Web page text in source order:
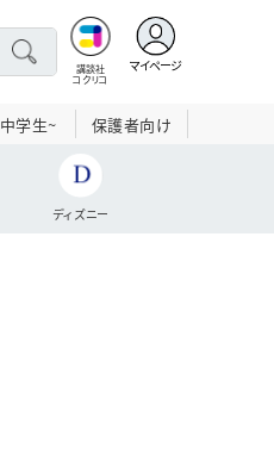
講談社
コクリコ
マイページ
中学生~ 保護者向け
ディズニー